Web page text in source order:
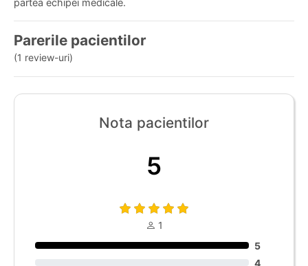
partea echipei medicale.
Parerile pacientilor
(1 review-uri)
Nota pacientilor
5
1
5
4